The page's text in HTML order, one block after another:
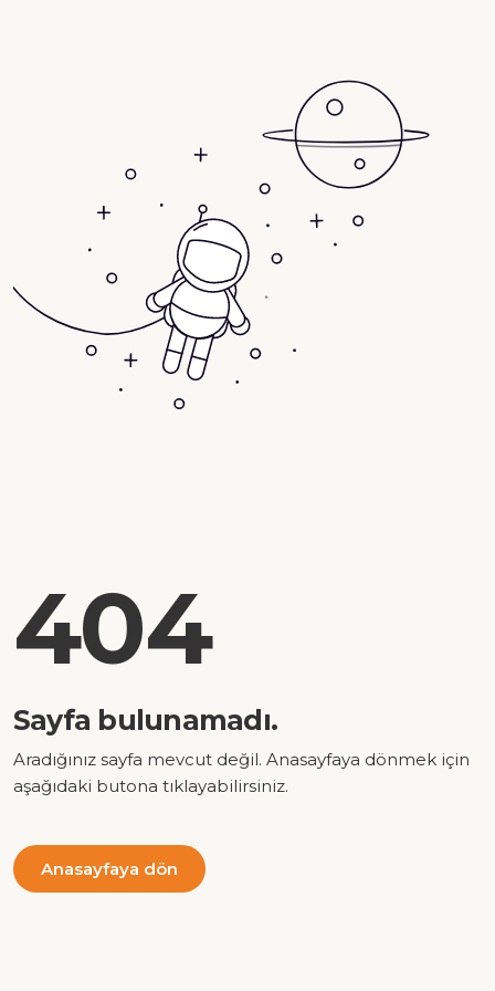
404
Sayfa bulunamadı.
Aradığınız sayfa mevcut değil. Anasayfaya dönmek için
aşağıdaki butona tıklayabilirsiniz.
Anasayfaya dön